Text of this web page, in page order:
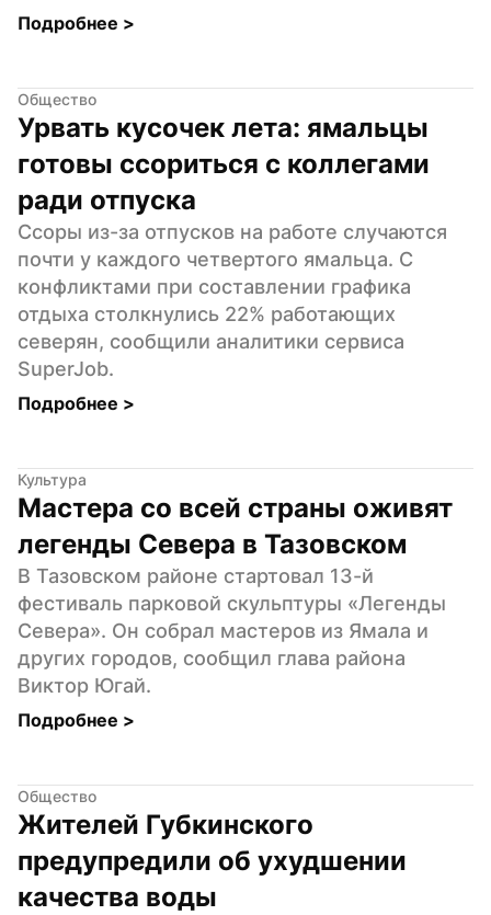
Подробнее >
Общество
Урвать кусочек лета: ямальцы
готовы ссориться с коллегами
ради отпуска
Ссоры из-за отпусков на работе случаются
почти у каждого четвертого ямальца. С
конфликтами при составлении графика
отдыха столкнулись 22% работающих
северян, сообщили аналитики сервиса
SuperJob.
Подробнее >
Культура
Мастера со всей страны оживят
легенды Севера в Тазовском
В Тазовском районе стартовал 13-й
фестиваль парковой скульптуры «Легенды
Севера». Он собрал мастеров из Ямала и
других городов, сообщил глава района
Виктор Югай.
Подробнее >
Общество
Жителей Губкинского
предупредили об ухудшении
качества воды